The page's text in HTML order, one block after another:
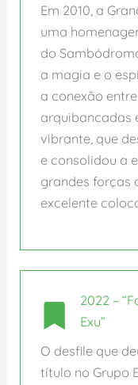
Em 2010, a
uma
do
a magia e o
a conexão
arquibancadas
vibrante, que
e consolidou a
grandes forças
excelente
2022 –
Exu”
O desfile que
título no Grupo